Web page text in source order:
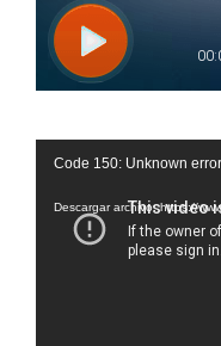
Reproductor
vídeo
Code 150: Unknown
Descargar archivo: https://